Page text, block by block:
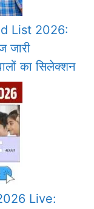
List 2026:
जारी
का सिलेक्शन
Live: